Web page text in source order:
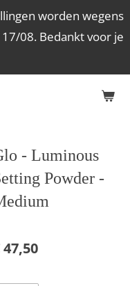
worden wegens
08. Bedankt voor je
- Luminous
Powder -
47,50